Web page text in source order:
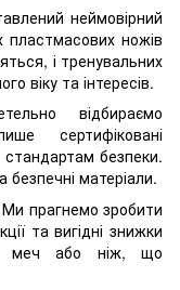
неймовірний
пластмасових ножів
і тренувальних
віку та інтересів.
відбираємо
сертифіковані
безпеки.
безпечні матеріали.
Ми прагнемо зробити
та вигідні знижки
меч або ніж, що